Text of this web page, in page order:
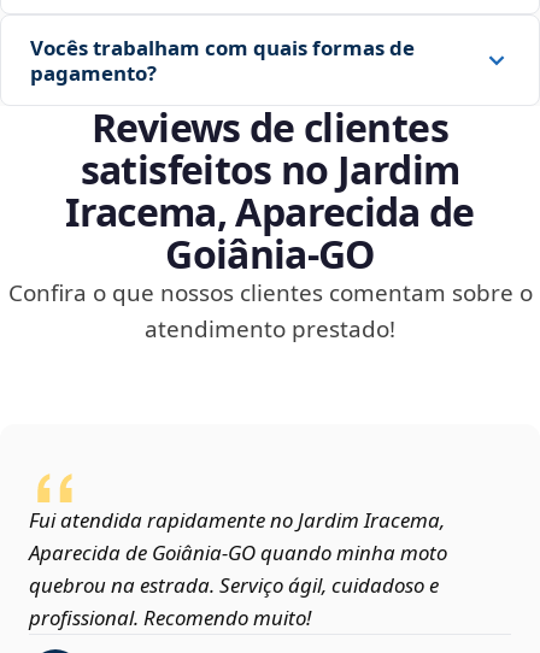
Vocês trabalham com quais formas de
pagamento?
Reviews de clientes
satisfeitos no Jardim
Iracema, Aparecida de
Goiânia‑GO
Confira o que nossos clientes comentam sobre o
atendimento prestado!
Fui atendida rapidamente no Jardim Iracema,
Aparecida de Goiânia‑GO quando minha moto
quebrou na estrada. Serviço ágil, cuidadoso e
profissional. Recomendo muito!